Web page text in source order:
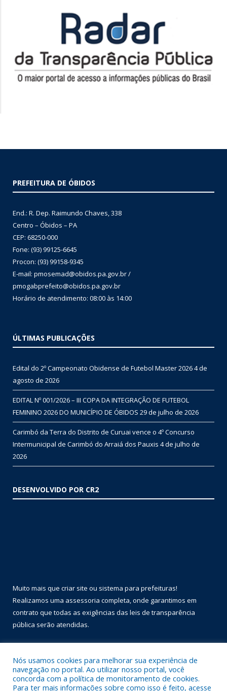
PREFEITURA DE ÓBIDOS
End.: R. Dep. Raimundo Chaves, 338
Centro – Óbidos – PA
CEP: 68250-000
Fone: (93) 99125-6645
Procon: (93) 99158-9345
E-mail: pmosemad@obidos.pa.gov.br /
pmogabprefeito@obidos.pa.gov.br
Horário de atendimento: 08:00 às 14:00
ÚLTIMAS PUBLICAÇÕES
Edital do 2º Campeonato Obidense de Futebol Master 20264 de
agosto de 2026
EDITAL Nº 001/2026 – III COPA DA INTEGRAÇÃO DE FUTEBOL
FEMININO 2026 DO MUNICÍPIO DE ÓBIDOS 29 de julho de 2026
Carimbó da Terra do Distrito de Curuai vence o 4º Concurso
Intermunicipal de Carimbó do Arraiá dos Pauxis 4 de julho de
2026
DESENVOLVIDO POR CR2
Muito mais que criar site ou sistema para prefeituras!
Realizamos uma assessoria completa, onde garantimos em
contrato que todas as exigências das leis de transparência
pública serão atendidas.
Nós usamos cookies para melhorar sua experiência de
navegação no portal. Ao utilizar nosso portal, você
concorda com a política de monitoramento de cookies.
Para ter mais informações sobre como isso é feito, acesse